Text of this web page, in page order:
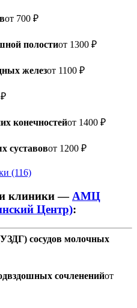
от 700 ₽
полостиот 1300 ₽
железот 1100 ₽
конечностейот 1400 ₽
суставовот 1200 ₽
(116)
клиники — АМЦ
Центр):
сосудов молочных
сочлененийот